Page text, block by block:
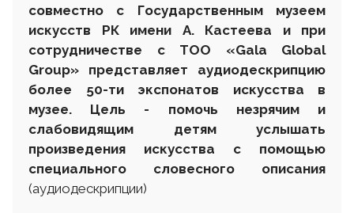
совместно с Государственным музеем
искусств РК имени А. Кастеева и при
сотрудничестве с ТОО «Gala Global
Group» представляет аудиодескрипцию
более 50-ти экспонатов искусства в
музее. Цель - помочь незрячим и
слабовидящим детям услышать
произведения искусства с помощью
специального словесного описания
(аудиодескрипции)